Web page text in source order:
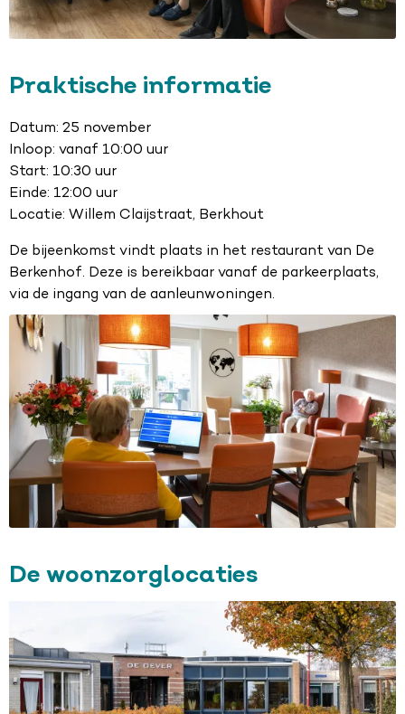
Praktische informatie
Datum: 25 november
Inloop: vanaf 10:00 uur
Start: 10:30 uur
Einde: 12:00 uur
Locatie: Willem Claijstraat, Berkhout
De bijeenkomst vindt plaats in het restaurant van De
Berkenhof. Deze is bereikbaar vanaf de parkeerplaats,
via de ingang van de aanleunwoningen.
De woonzorglocaties